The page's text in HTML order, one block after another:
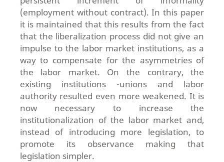
(employment without contract). In this paper
it is maintained that this results from the fact
that the liberalization process did not give an
impulse to the labor market institutions, as a
way to compensate for the asymmetries of
the labor market. On the contrary, the
existing institutions -unions and labor
authority resulted even more weakened. It is
now necessary to increase the
institutionalization of the labor market and,
instead of introducing more legislation, to
promote its observance making that
legislation simpler.